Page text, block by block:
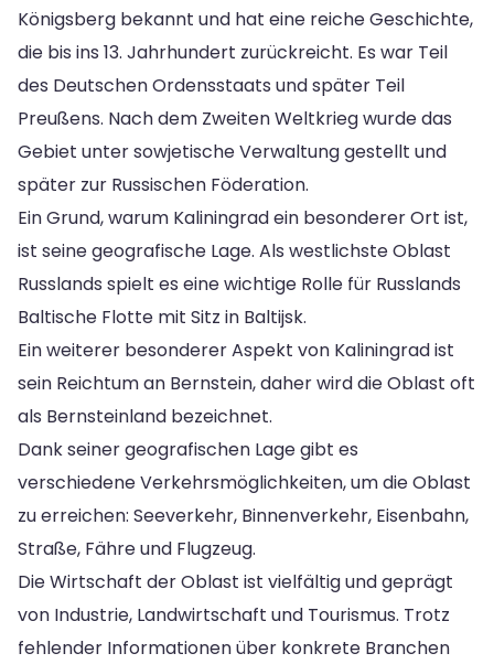
Königsberg bekannt und hat eine reiche Geschichte,
die bis ins 13. Jahrhundert zurückreicht. Es war Teil
des Deutschen Ordensstaats und später Teil
Preußens. Nach dem Zweiten Weltkrieg wurde das
Gebiet unter sowjetische Verwaltung gestellt und
später zur Russischen Föderation.
Ein Grund, warum Kaliningrad ein besonderer Ort ist,
ist seine geografische Lage. Als westlichste Oblast
Russlands spielt es eine wichtige Rolle für Russlands
Baltische Flotte mit Sitz in Baltijsk.
Ein weiterer besonderer Aspekt von Kaliningrad ist
sein Reichtum an Bernstein, daher wird die Oblast oft
als Bernsteinland bezeichnet.
Dank seiner geografischen Lage gibt es
verschiedene Verkehrsmöglichkeiten, um die Oblast
zu erreichen: Seeverkehr, Binnenverkehr, Eisenbahn,
Straße, Fähre und Flugzeug.
Die Wirtschaft der Oblast ist vielfältig und geprägt
von Industrie, Landwirtschaft und Tourismus. Trotz
fehlender Informationen über konkrete Branchen